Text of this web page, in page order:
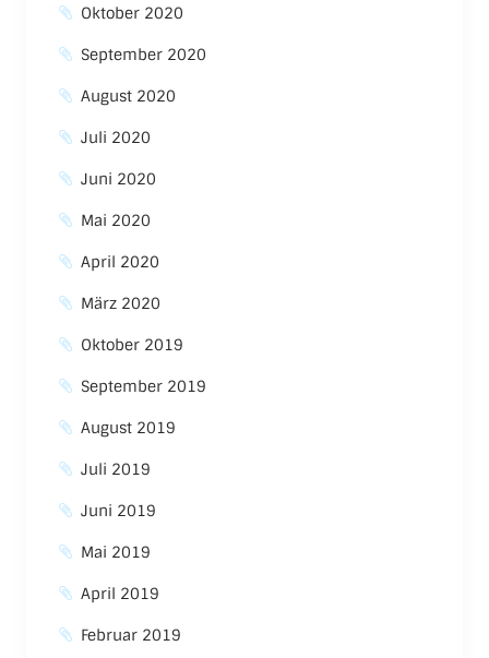
Oktober 2020
September 2020
August 2020
Juli 2020
Juni 2020
Mai 2020
April 2020
März 2020
Oktober 2019
September 2019
August 2019
Juli 2019
Juni 2019
Mai 2019
April 2019
Februar 2019